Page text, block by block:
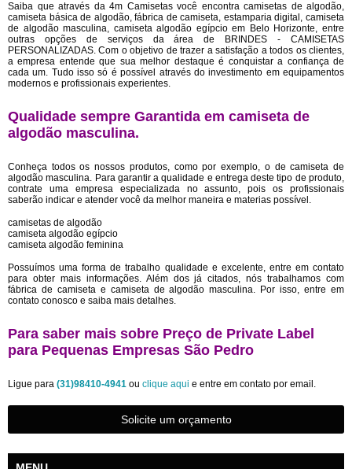
Saiba que através da 4m Camisetas você encontra camisetas de algodão,
camiseta básica de algodão, fábrica de camiseta, estamparia digital, camiseta
de algodão masculina, camiseta algodão egípcio em Belo Horizonte, entre
outras opções de serviços da área de BRINDES - CAMISETAS
PERSONALIZADAS. Com o objetivo de trazer a satisfação a todos os clientes,
a empresa entende que sua melhor destaque é conquistar a confiança de
cada um. Tudo isso só é possível através do investimento em equipamentos
modernos e profissionais experientes.
Qualidade sempre Garantida em camiseta de
algodão masculina.
Conheça todos os nossos produtos, como por exemplo, o de camiseta de
algodão masculina. Para garantir a qualidade e entrega deste tipo de produto,
contrate uma empresa especializada no assunto, pois os profissionais
saberão indicar e atender você da melhor maneira e materias possível.
camisetas de algodão
camiseta algodão egípcio
camiseta algodão feminina
Possuímos uma forma de trabalho qualidade e excelente, entre em contato
para obter mais informações. Além dos já citados, nós trabalhamos com
fábrica de camiseta e camiseta de algodão masculina. Por isso, entre em
contato conosco e saiba mais detalhes.
Para saber mais sobre Preço de Private Label
para Pequenas Empresas São Pedro
Ligue para (31)98410-4941 ou clique aqui e entre em contato por email.
Solicite um orçamento